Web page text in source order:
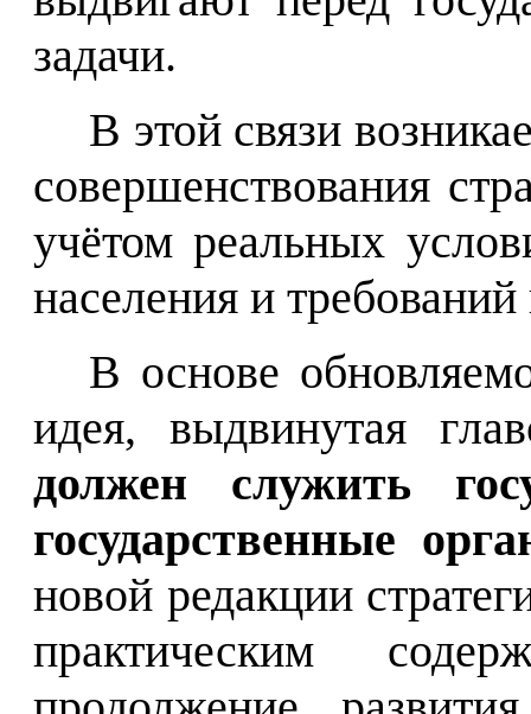
задачи.
В этой связи
совершенствования
учётом реальных
населения и
В основе
идея, выдвинутая г
должен служить
государственные
новой редакции
практическим